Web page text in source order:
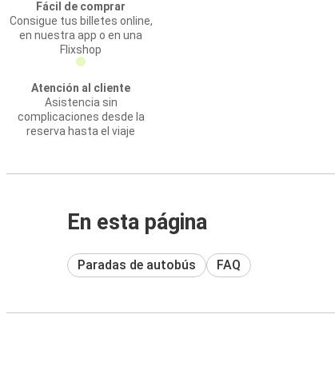
Fácil de comprar
Consigue tus billetes online,
en nuestra app o en una
Flixshop
Atención al cliente
Asistencia sin
complicaciones desde la
reserva hasta el viaje
En esta página
Paradas de autobús FAQ